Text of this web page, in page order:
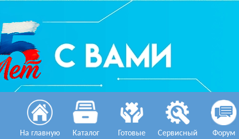
На главную
Каталог
Готовые
Сервисный
Форум